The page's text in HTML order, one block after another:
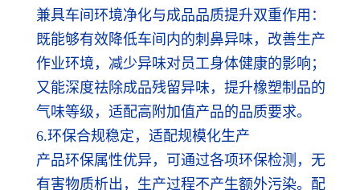
兼具车间环境净化与成品品质提升双重作用：
既能够有效降低车间内的刺鼻异味，改善生产
作业环境，减少异味对员工身体健康的影响；
又能深度祛除成品残留异味，提升橡塑制品的
气味等级，适配高附加值产品的品质要求。
6.环保合规稳定，适配规模化生产
产品环保属性优异，可通过各项环保检测，无
有害物质析出，生产过程不产生额外污染。配